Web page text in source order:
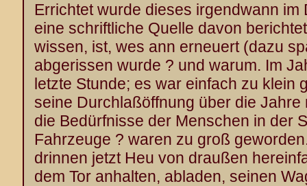
Errichtet wurde dieses irgendwann
eine schriftliche Quelle davon
wissen, ist, wes ann erneuert (dazu
abgerissen wurde ? und warum. Im
letzte Stunde; es war einfach zu klein
seine Durchlaßöffnung über die
die Bedürfnisse der Menschen in der
Fahrzeuge ? waren zu groß
drinnen jetzt Heu von draußen
dem Tor anhalten, abladen, seinen